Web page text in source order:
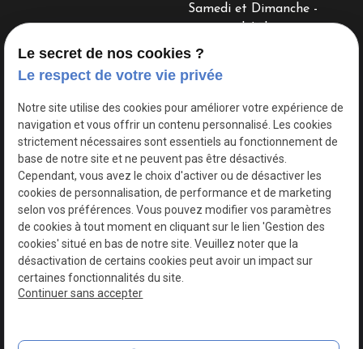
Samedi et Dimanche -
Mentions légales
Politique de
confidentialité
Gestion
cookies
Plan du site
Siret :80197611900041
Le secret de nos cookies ?
Le respect de votre vie privée
Notre site utilise des cookies pour améliorer votre expérience de
navigation et vous offrir un contenu personnalisé. Les cookies
strictement nécessaires sont essentiels au fonctionnement de
base de notre site et ne peuvent pas être désactivés.
Cependant, vous avez le choix d'activer ou de désactiver les
cookies de personnalisation, de performance et de marketing
selon vos préférences. Vous pouvez modifier vos paramètres
de cookies à tout moment en cliquant sur le lien 'Gestion des
cookies' situé en bas de notre site. Veuillez noter que la
désactivation de certains cookies peut avoir un impact sur
certaines fonctionnalités du site.
Continuer sans accepter